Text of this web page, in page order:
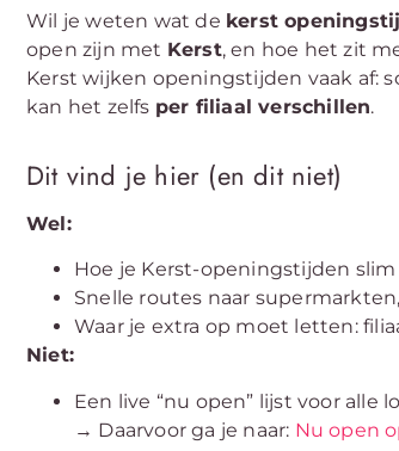
Wil je weten wat de kerst
open zijn met Kerst, en hoe het zit
Kerst wijken openingstijden vaak af:
kan het zelfs per filiaal verschillen.
Dit vind je hier (en dit niet)
Wel:
Hoe je Kerst-openingstijden
Snelle routes naar
Waar je extra op moet letten:
Niet:
Een live “nu open” lijst voor alle
→ Daarvoor ga je naar: Nu open